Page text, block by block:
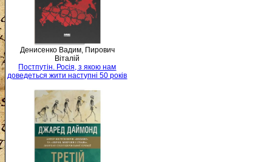
Денисенко Вадим, Пирович
Віталій
Постпутін. Росія, з якою нам
доведеться жити наступні 50 років